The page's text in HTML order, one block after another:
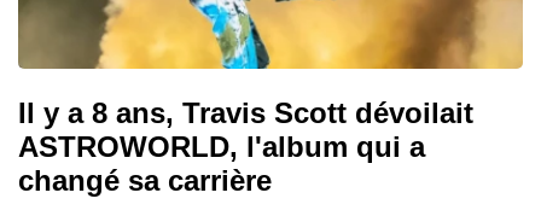
Il y a 8 ans, Travis Scott dévoilait
ASTROWORLD, l'album qui a
changé sa carrière